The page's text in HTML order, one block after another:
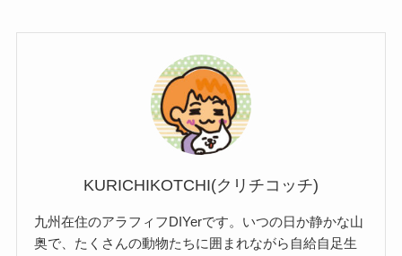
KURICHIKOTCHI(クリチコッチ)
九州在住のアラフィフDIYerです。いつの日か静かな山
奥で、たくさんの動物たちに囲まれながら自給自足生